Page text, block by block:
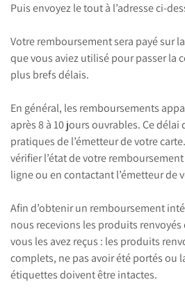
Puis envoyez le tout à l’adresse ci-
Votre remboursement sera payé sur
que vous aviez utilisé pour passer la
plus brefs délais.
En général, les remboursements
après 8 à 10 jours ouvrables. Ce
pratiques de l’émetteur de votre
vérifier l’état de votre
ligne ou en contactant l’émetteur de
Afin d’obtenir un remboursement
nous recevions les produits renvoyés
vous les avez reçus : les produits
complets, ne pas avoir été portés ou
étiquettes doivent être intactes.